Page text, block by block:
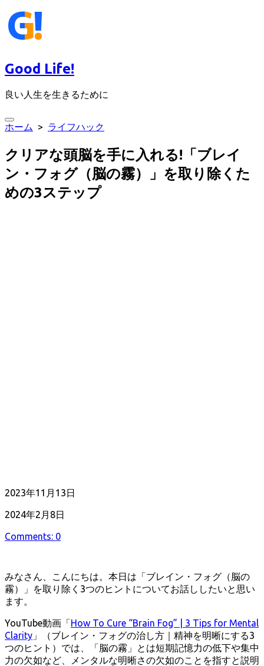
ン
テ
へ
キ
プ
Good Life!
良い人生を生きるために
検
り
え
ホーム > ライフハック
クリアな頭脳を手に入れる!「ブレイ
ン・フォグ（脳の霧）」を取り除くた
めの3ステップ
公
日
2023年11月13日
最
更
2024年2月8日
Comments: 0
みなさん、こんにちは。本日は「ブレイン・フォグ（脳の
霧）」を取り除く3つのヒントについてお話ししたいと思い
ます。
YouTube動画「How To Cure “Brain Fog” | 3 Tips for Mental
Clarity 」（ブレイン・フォグの治し方｜精神を明晰にする3
つのヒント）では、「脳の霧」とは短期記憶力の低下や集中
力の欠如など、メンタルな明晰さの欠如のことを指すと説明